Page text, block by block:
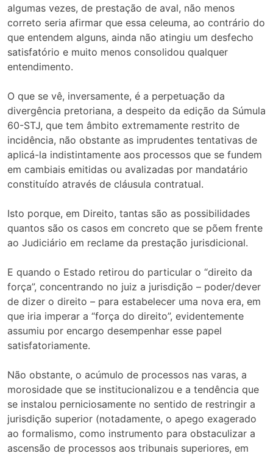
algumas vezes, de prestação de aval, não menos
correto seria afirmar que essa celeuma, ao contrário do
que entendem alguns, ainda não atingiu um desfecho
satisfatório e muito menos consolidou qualquer
entendimento.
O que se vê, inversamente, é a perpetuação da
divergência pretoriana, a despeito da edição da Súmula
60-STJ, que tem âmbito extremamente restrito de
incidência, não obstante as imprudentes tentativas de
aplicá-la indistintamente aos processos que se fundem
em cambiais emitidas ou avalizadas por mandatário
constituído através de cláusula contratual.
Isto porque, em Direito, tantas são as possibilidades
quantos são os casos em concreto que se põem frente
ao Judiciário em reclame da prestação jurisdicional.
E quando o Estado retirou do particular o “direito da
força”, concentrando no juiz a jurisdição – poder/dever
de dizer o direito – para estabelecer uma nova era, em
que iria imperar a “força do direito”, evidentemente
assumiu por encargo desempenhar esse papel
satisfatoriamente.
Não obstante, o acúmulo de processos nas varas, a
morosidade que se institucionalizou e a tendência que
se instalou perniciosamente no sentido de restringir a
jurisdição superior (notadamente, o apego exagerado
ao formalismo, como instrumento para obstaculizar a
ascensão de processos aos tribunais superiores, em